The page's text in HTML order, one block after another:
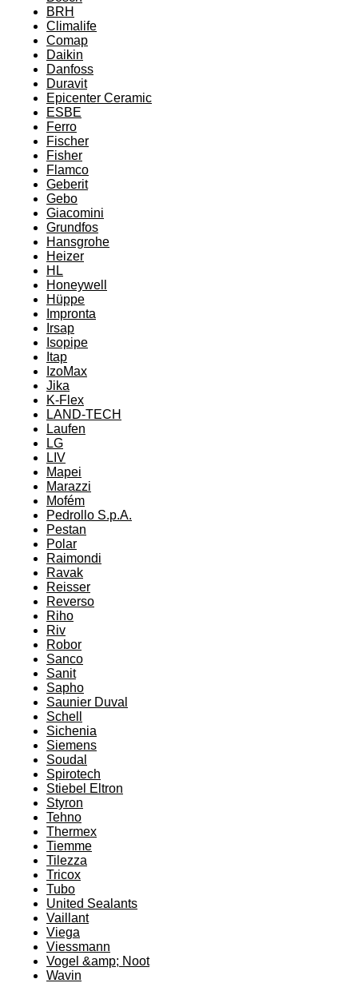
BRH
Climalife
Comap
Daikin
Danfoss
Duravit
Epicenter Ceramic
ESBE
Ferro
Fischer
Fisher
Flamco
Geberit
Gebo
Giacomini
Grundfos
Hansgrohe
Heizer
HL
Honeywell
Hüppe
Impronta
Irsap
Isopipe
Itap
IzoMax
Jika
K-Flex
LAND-TECH
Laufen
LG
LIV
Mapei
Marazzi
Mofém
Pedrollo S.p.A.
Pestan
Polar
Raimondi
Ravak
Reisser
Reverso
Riho
Riv
Robor
Sanco
Sanit
Sapho
Saunier Duval
Schell
Sichenia
Siemens
Soudal
Spirotech
Stiebel Eltron
Styron
Tehno
Thermex
Tiemme
Tilezza
Tricox
Tubo
United Sealants
Vaillant
Viega
Viessmann
Vogel &amp; Noot
Wavin